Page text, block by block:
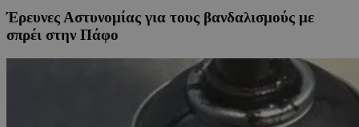
Έρευνες Αστυνομίας για τους βανδαλισμούς με
σπρέι στην Πάφο